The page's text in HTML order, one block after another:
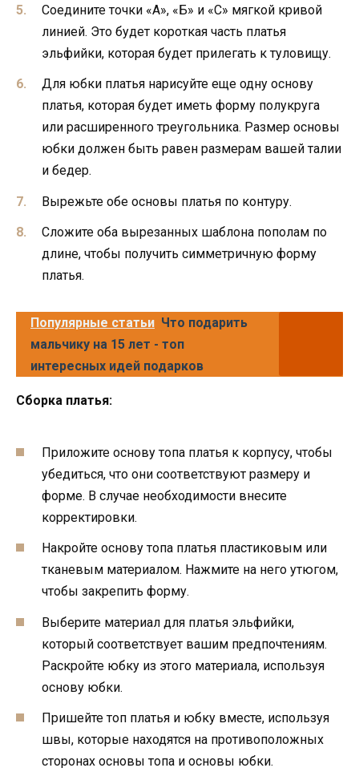
Соедините точки «А», «Б» и «С» мягкой кривой
линией. Это будет короткая часть платья
эльфийки, которая будет прилегать к туловищу.
Для юбки платья нарисуйте еще одну основу
платья, которая будет иметь форму полукруга
или расширенного треугольника. Размер основы
юбки должен быть равен размерам вашей талии
и бедер.
Вырежьте обе основы платья по контуру.
Сложите оба вырезанных шаблона пополам по
длине, чтобы получить симметричную форму
платья.
Популярные статьи Что подарить
мальчику на 15 лет - топ
интересных идей подарков
Сборка платья:
Приложите основу топа платья к корпусу, чтобы
убедиться, что они соответствуют размеру и
форме. В случае необходимости внесите
корректировки.
Накройте основу топа платья пластиковым или
тканевым материалом. Нажмите на него утюгом,
чтобы закрепить форму.
Выберите материал для платья эльфийки,
который соответствует вашим предпочтениям.
Раскройте юбку из этого материала, используя
основу юбки.
Пришейте топ платья и юбку вместе, используя
швы, которые находятся на противоположных
сторонах основы топа и основы юбки.